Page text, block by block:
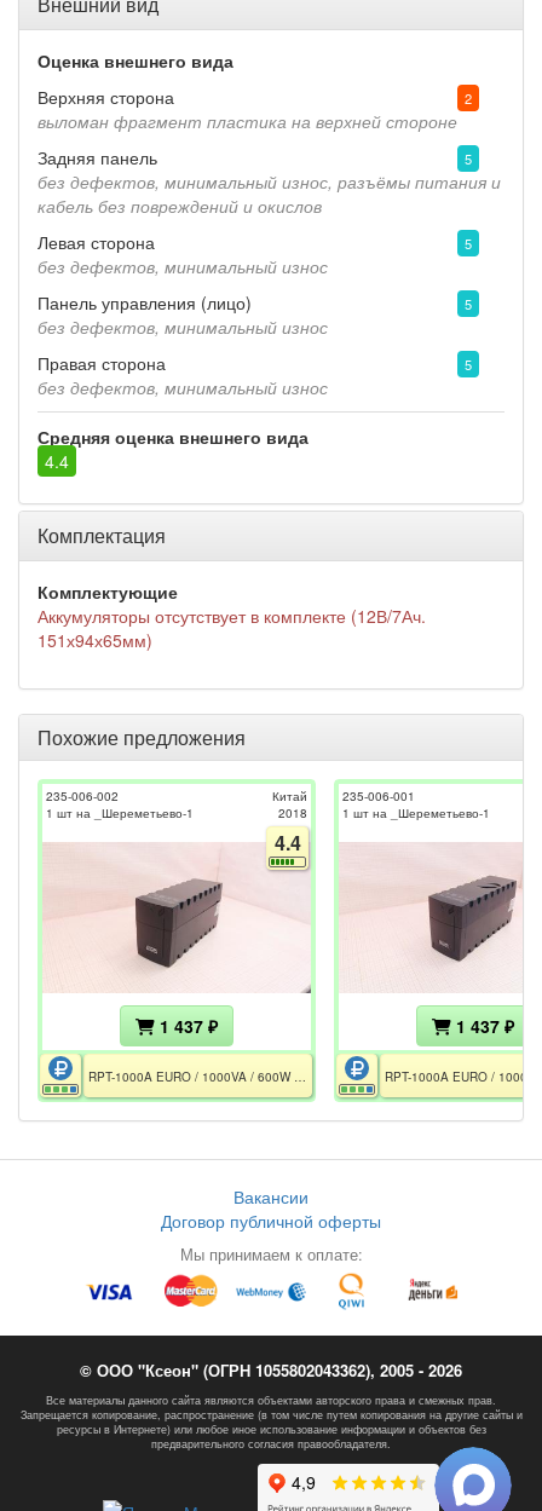
Оценка внешнего вида
Верхняя сторона
2
выломан фрагмент пластика на верхней стороне
Задняя панель
5
без дефектов, минимальный износ, разъёмы питания и
кабель без повреждений и окислов
Левая сторона
5
без дефектов, минимальный износ
Панель управления (лицо)
5
без дефектов, минимальный износ
Правая сторона
5
без дефектов, минимальный износ
Средняя оценка внешнего вида
4.4
Комплектация
Комплектующие
Аккумуляторы отсутствует в комплекте (12В/7Ач.
151х94х65мм)
Похожие предложения
235-006-002
1 шт на _Шереметьево-1
Китай
2018
4.4
1 437 ₽
RPT-1000A EURO / 1000VA / 600W / 3×CEE 7/7P / 1×АКБ 12V 7h / Без АКБ / Дефект корпуса
235-006-001
1 шт на _Шереметьево-1
1 437 ₽
Вакансии
Договор публичной оферты
Мы принимаем к оплате:
© ООО "Ксеон" (ОГРН 1055802043362), 2005 - 2026
Все материалы данного сайта являются объектами авторского права и смежных прав.
Запрещается копирование, распространение (в том числе путем копирования на другие сайты и
ресурсы в Интернете) или любое иное использование информации и объектов без
предварительного согласия правообладателя.